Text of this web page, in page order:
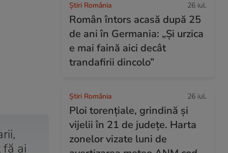
ai
Știri România 26 iul.
Român întors acasă după 25
de ani în Germania: „Și urzica
e mai faină aici decât
trandafirii dincolo”
Știri România 26 iul.
Ploi torențiale, grindină și
vijelii în 21 de județe. Harta
zonelor vizate luni de